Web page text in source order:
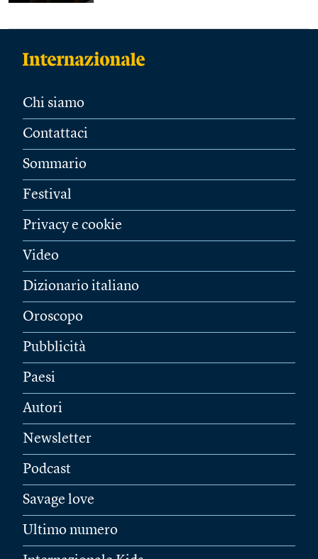
Chi siamo
Contattaci
Sommario
Festival
Privacy e cookie
Video
Dizionario italiano
Oroscopo
Pubblicità
Paesi
Autori
Newsletter
Podcast
Savage love
Ultimo numero